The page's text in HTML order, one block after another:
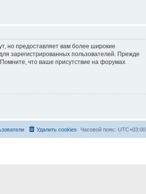
но предоставляет вам более широкие
зарегистрированных пользователей. Прежде
что ваше присутствие на форумах
Часовой пояс: UTC+03:00
Удалить cookies